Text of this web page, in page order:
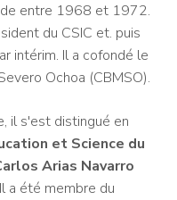
entre 1968 et 1972.
du CSIC et. puis
intérim. Il a cofondé le
Ochoa (CBMSO).
il s'est distingué en
et Science du
Arias Navarro
a été membre du